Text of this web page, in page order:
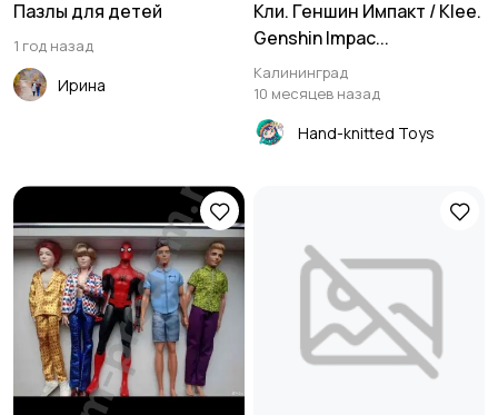
Пазлы для детей
1 год назад
Ирина
Кли. Геншин Импакт / Klee.
Genshin Impac...
Калининград
10 месяцев назад
Hand-knitted Toys